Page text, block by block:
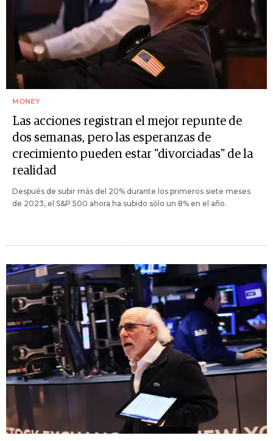
MONEY
Las acciones registran el mejor repunte de
dos semanas, pero las esperanzas de
crecimiento pueden estar "divorciadas" de la
realidad
Después de subir más del 20% durante los primeros siete meses
de 2023, el S&P 500 ahora ha subido sólo un 8% en el año.